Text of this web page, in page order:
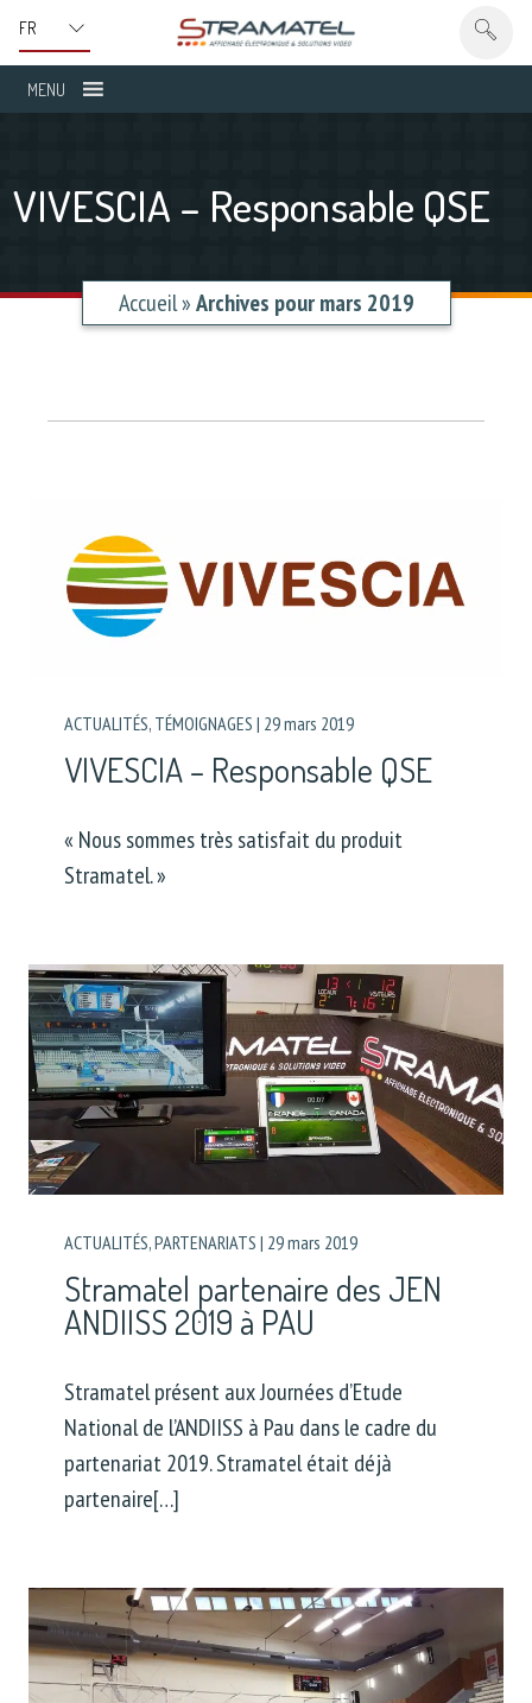
MENU
VIVESCIA – Responsable QSE
Accueil»Archives pour mars 2019
ACTUALITÉS, TÉMOIGNAGES | 29 mars 2019
VIVESCIA – Responsable QSE
« Nous sommes très satisfait du produit
Stramatel. »
ACTUALITÉS,PARTENARIATS | 29 mars 2019
Stramatel partenaire des JEN
ANDIISS 2019 à PAU
Stramatel présent aux Journées d’Etude
National de l’ANDIISS à Pau dans le cadre du
partenariat 2019. Stramatel était déjà
partenaire[…]